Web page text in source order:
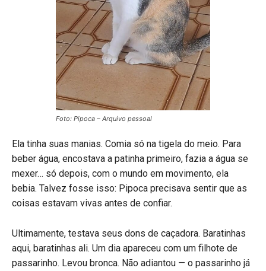
Foto: Pipoca – Arquivo pessoal
Ela tinha suas manias. Comia só na tigela do meio. Para
beber água, encostava a patinha primeiro, fazia a água se
mexer… só depois, com o mundo em movimento, ela
bebia. Talvez fosse isso: Pipoca precisava sentir que as
coisas estavam vivas antes de confiar.
Ultimamente, testava seus dons de caçadora. Baratinhas
aqui, baratinhas ali. Um dia apareceu com um filhote de
passarinho. Levou bronca. Não adiantou — o passarinho já